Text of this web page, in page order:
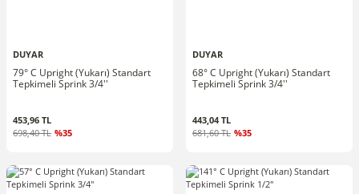
DUYAR
79° C Upright (Yukarı) Standart
Tepkimeli Sprink 3/4''
453,96 TL
698,40 TL %35
DUYAR
68° C Upright (Yukarı) Standart
Tepkimeli Sprink 3/4''
443,04 TL
681,60 TL %35